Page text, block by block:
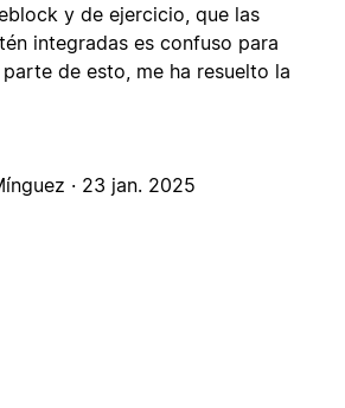
y de ejercicio, que las
integradas es confuso para
de esto, me ha resuelto la
· 23 jan. 2025